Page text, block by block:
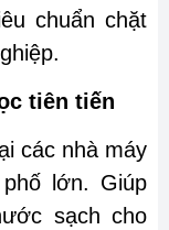
chuẩn chặt
tiên tiến
các nhà máy
lớn. Giúp
sạch cho